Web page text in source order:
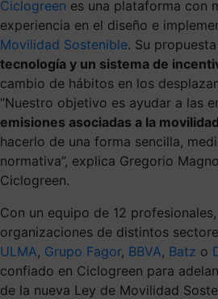
Ciclogreen es una plataforma con
experiencia en el diseño e
Movilidad Sostenible. Su
tecnología y un sistema de
cambio de hábitos en los
“Nuestro objetivo es ayudar a las
emisiones asociadas a la
hacerlo de una forma sencilla,
normativa”, explica Gregorio
Ciclogreen.
Con un equipo de 12
organizaciones de distintos
ULMA, Grupo Fagor, BBVA, Batz o
confiado en Ciclogreen para
de la nueva Ley de Movilidad